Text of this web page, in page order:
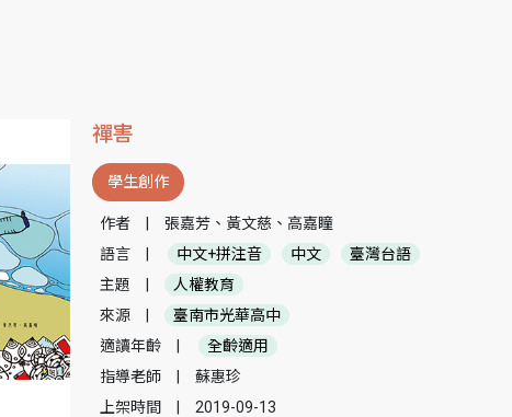
禪害
學生創作
作者
張嘉芳、黃文慈、高嘉瞳
語言
中文+拼注音 中文
臺灣台語
主題
人權教育
來源
臺南市光華高中
適讀年齡
全齡適用
指導老師
蘇惠珍
上架時間
2019-09-13